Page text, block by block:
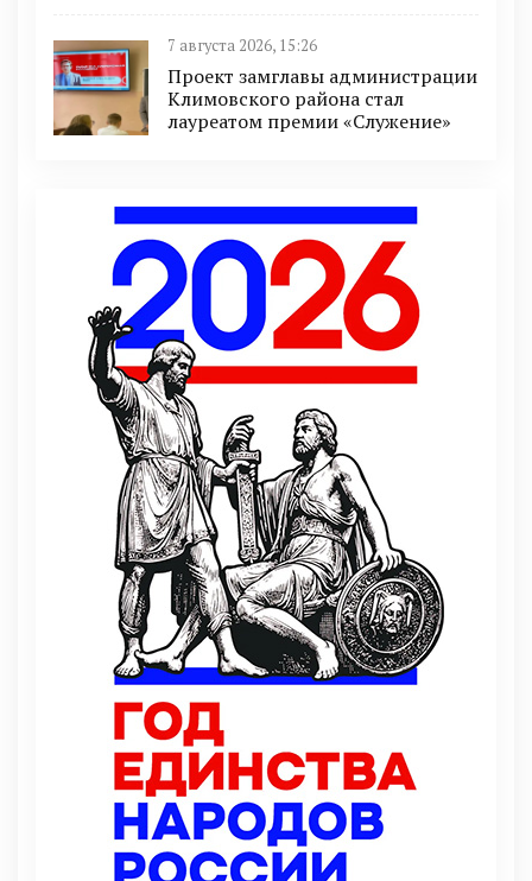
7 августа 2026, 15:26
Проект замглавы администрации
Климовского района стал
лауреатом премии «Служение»